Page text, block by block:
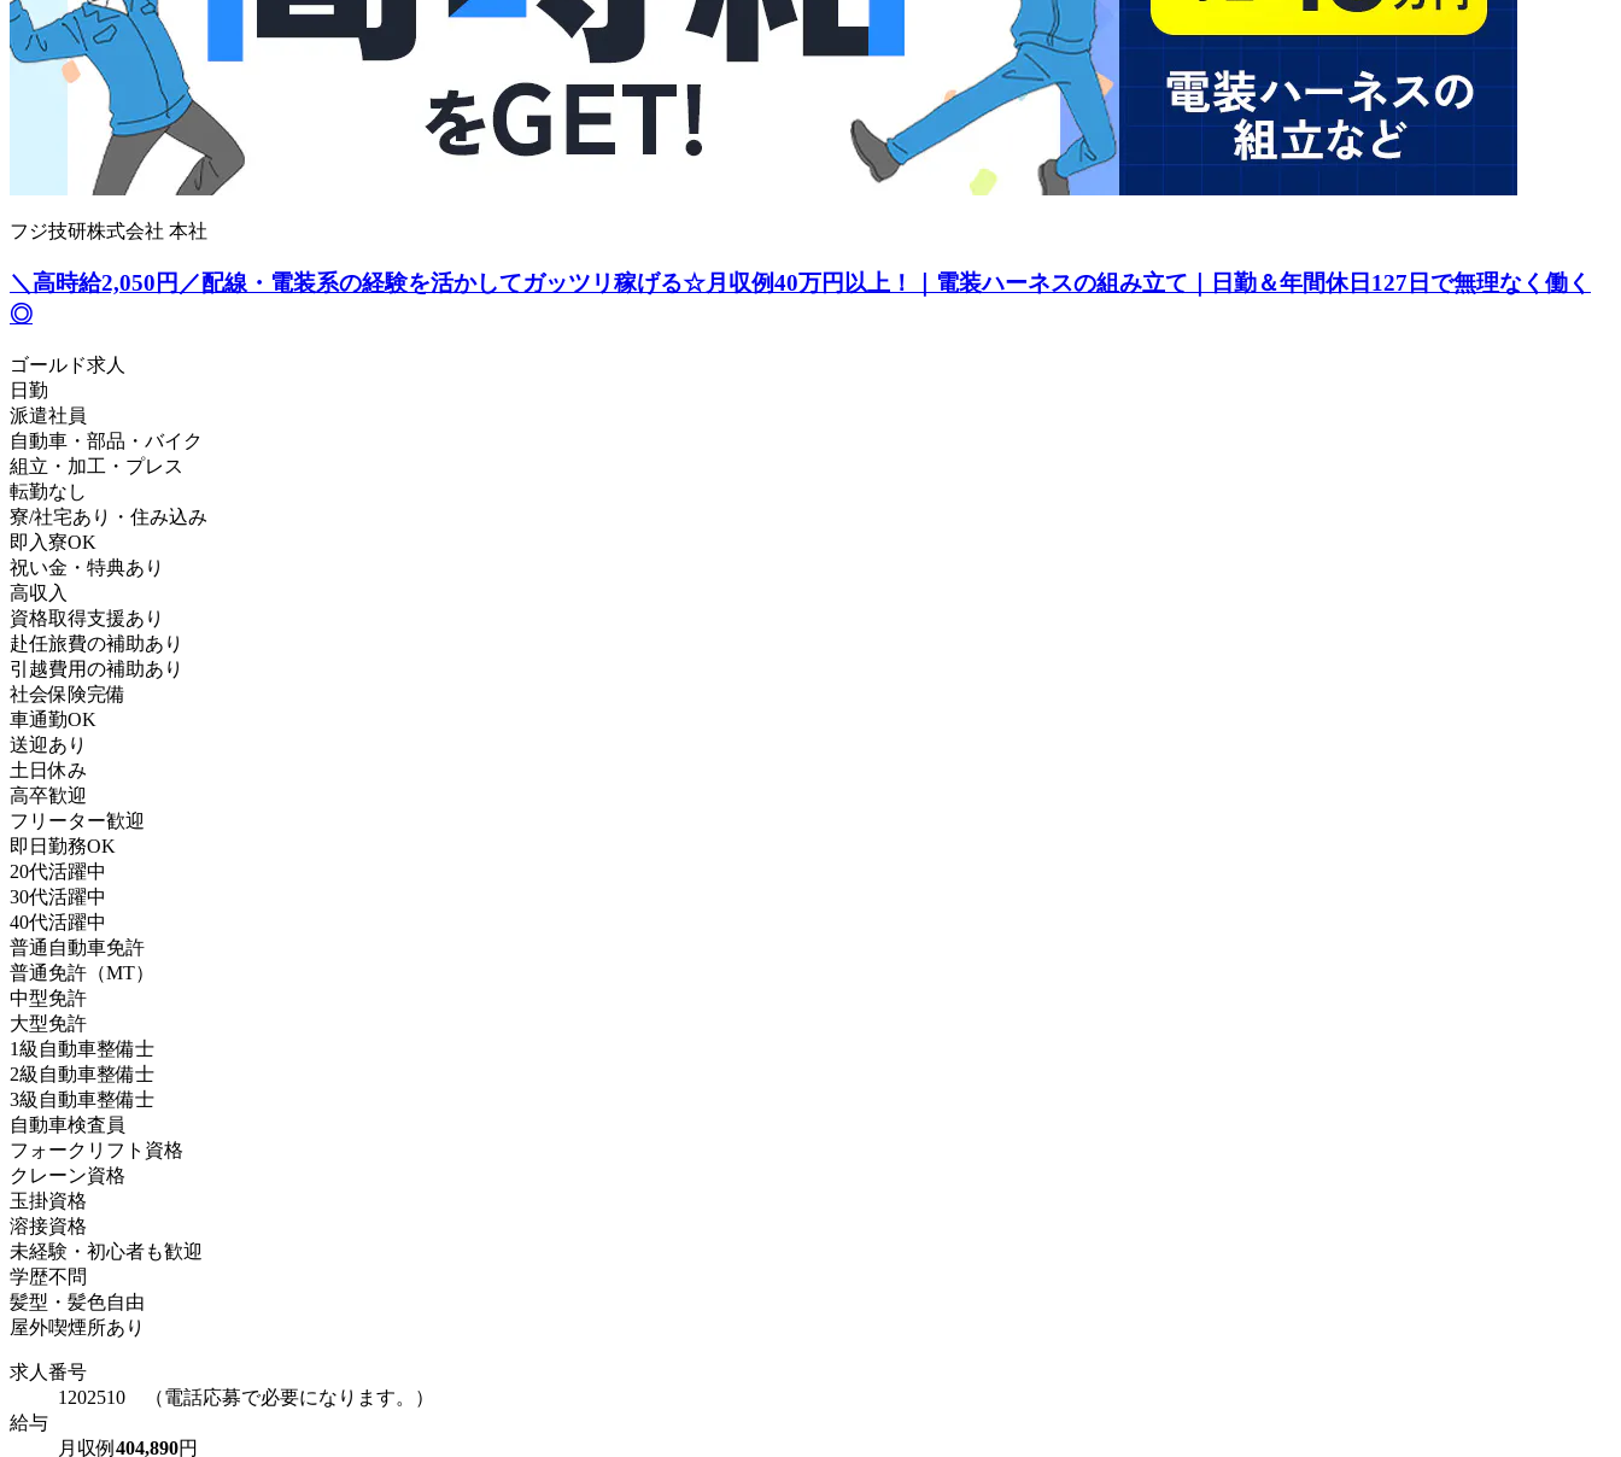
フジ技研株式会社 本社
＼高時給2,050円／配線・電装系の経験を活かしてガッツリ稼げる☆月収例40万円以上！｜電装ハーネスの組み立て｜日勤＆年間休日127日で無理なく働く
◎
ゴールド求人
日勤
派遣社員
自動車・部品・バイク
組立・加工・プレス
転勤なし
寮/社宅あり・住み込み
即入寮OK
祝い金・特典あり
高収入
資格取得支援あり
赴任旅費の補助あり
引越費用の補助あり
社会保険完備
車通勤OK
送迎あり
土日休み
高卒歓迎
フリーター歓迎
即日勤務OK
20代活躍中
30代活躍中
40代活躍中
普通自動車免許
普通免許（MT）
中型免許
大型免許
1級自動車整備士
2級自動車整備士
3級自動車整備士
自動車検査員
フォークリフト資格
クレーン資格
玉掛資格
溶接資格
未経験・初心者も歓迎
学歴不問
髪型・髪色自由
屋外喫煙所あり
求人番号
1202510 （電話応募で必要になります。）
給与
月収例 404,890円